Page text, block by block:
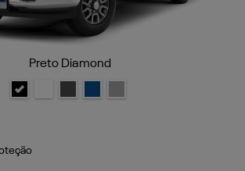
Preto Diamond